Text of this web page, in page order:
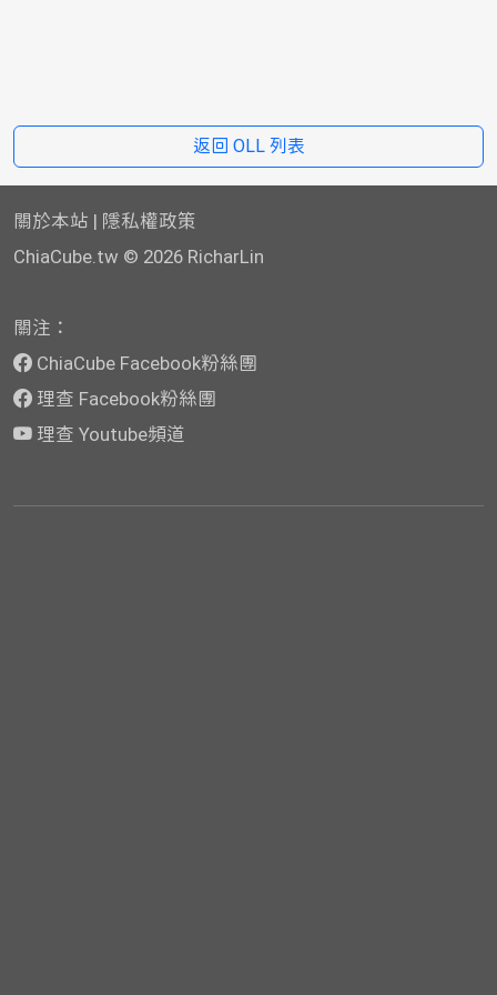
返回 OLL 列表
關於本站 | 隱私權政策
ChiaCube.tw © 2026 RicharLin
關注：
ChiaCube Facebook粉絲團
理查 Facebook粉絲團
理查 Youtube頻道